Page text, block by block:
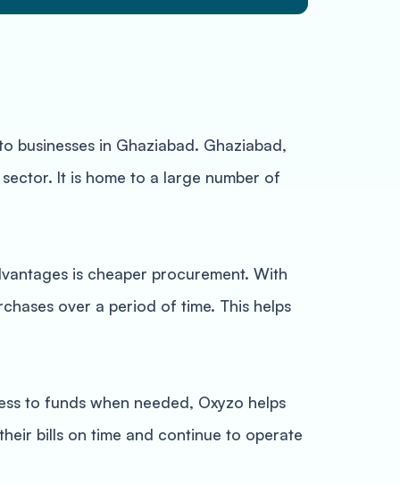
businesses in Ghaziabad. Ghaziabad,
It is home to a large number of
is cheaper procurement. With
over a period of time. This helps
to funds when needed, Oxyzo helps
bills on time and continue to operate